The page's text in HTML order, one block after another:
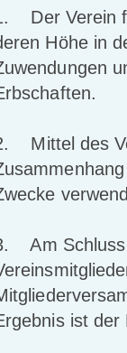
Der Verein
Höhe in
Mittel des
Am Schluss
ist